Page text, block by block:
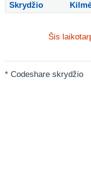
Skrydžio
Šis
* Codeshare skrydžio